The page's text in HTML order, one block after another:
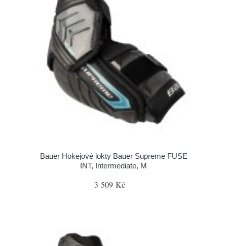
Bauer Hokejové lokty Bauer Supreme FUSE
INT, Intermediate, M
3 509 Kč